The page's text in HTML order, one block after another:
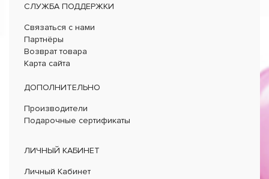
СЛУЖБА ПОДДЕРЖКИ
Связаться с нами
Партнёры
Возврат товара
Карта сайта
ДОПОЛНИТЕЛЬНО
Производители
Подарочные сертификаты
ЛИЧНЫЙ КАБИНЕТ
Личный Кабинет